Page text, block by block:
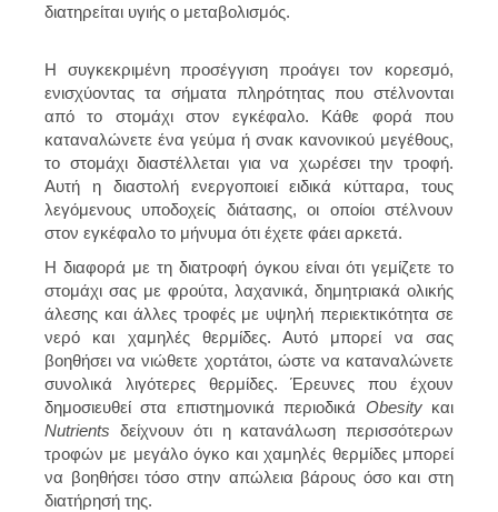
διατηρείται υγιής ο μεταβολισμός.
Η συγκεκριμένη προσέγγιση προάγει τον κορεσμό,
ενισχύοντας τα σήματα πληρότητας που στέλνονται
από το στομάχι στον εγκέφαλο. Κάθε φορά που
καταναλώνετε ένα γεύμα ή σνακ κανονικού μεγέθους,
το στομάχι διαστέλλεται για να χωρέσει την τροφή.
Αυτή η διαστολή ενεργοποιεί ειδικά κύτταρα, τους
λεγόμενους υποδοχείς διάτασης, οι οποίοι στέλνουν
στον εγκέφαλο το μήνυμα ότι έχετε φάει αρκετά.
Η διαφορά με τη διατροφή όγκου είναι ότι γεμίζετε το
στομάχι σας με φρούτα, λαχανικά, δημητριακά ολικής
άλεσης και άλλες τροφές με υψηλή περιεκτικότητα σε
νερό και χαμηλές θερμίδες. Αυτό μπορεί να σας
βοηθήσει να νιώθετε χορτάτοι, ώστε να καταναλώνετε
συνολικά λιγότερες θερμίδες. Έρευνες που έχουν
δημοσιευθεί στα επιστημονικά περιοδικά Obesityκαι
Nutrients δείχνουν ότι η κατανάλωση περισσότερων
τροφών με μεγάλο όγκο και χαμηλές θερμίδες μπορεί
να βοηθήσει τόσο στην απώλεια βάρους όσο και στη
διατήρησή της.